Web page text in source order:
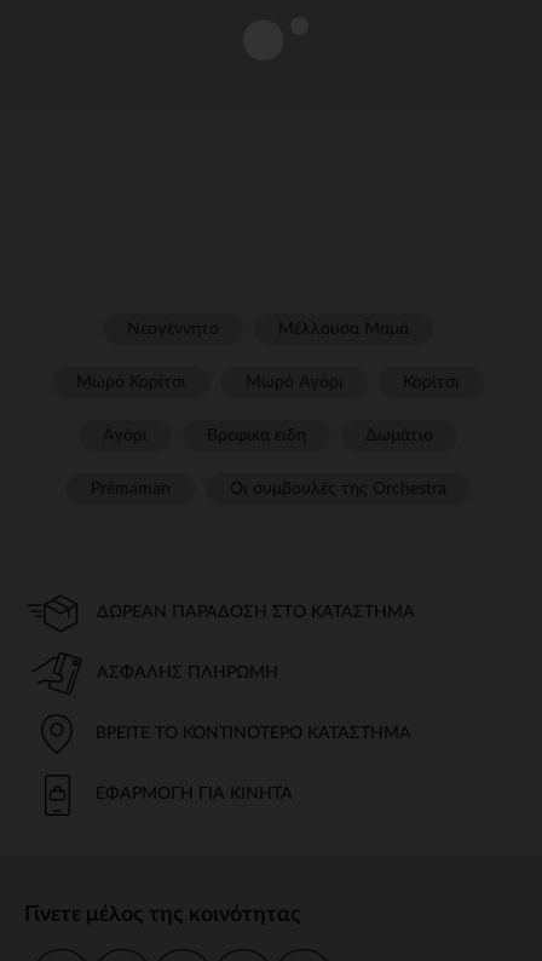
ΔΩΡΕΆΝ ΠΑΡΆΔΟΣΗ ΣΤΟ ΚΑΤΆΣΤΗΜΑ
ΑΣΦΑΛΉΣ ΠΛΗΡΩΜΉ
ΒΡΕΊΤΕ ΤΟ ΚΟΝΤΙΝΌΤΕΡΟ ΚΑΤΆΣΤΗΜΑ
ΕΦΑΡΜΟΓΉ ΓΙΑ ΚΙΝΗΤΆ
Γίνετε μέλος της κοινότητας